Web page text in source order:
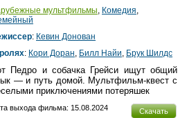
мультфильмы Комедия
: Кевин Донован
: Кори Доран Билл Найи Брук Шилдс
Педро и собачка Грейси ищут общий
— и путь домой. Мультфильм-квест c
приключениями потеряшек
Скачать
выхода фильма: 15.08.2024